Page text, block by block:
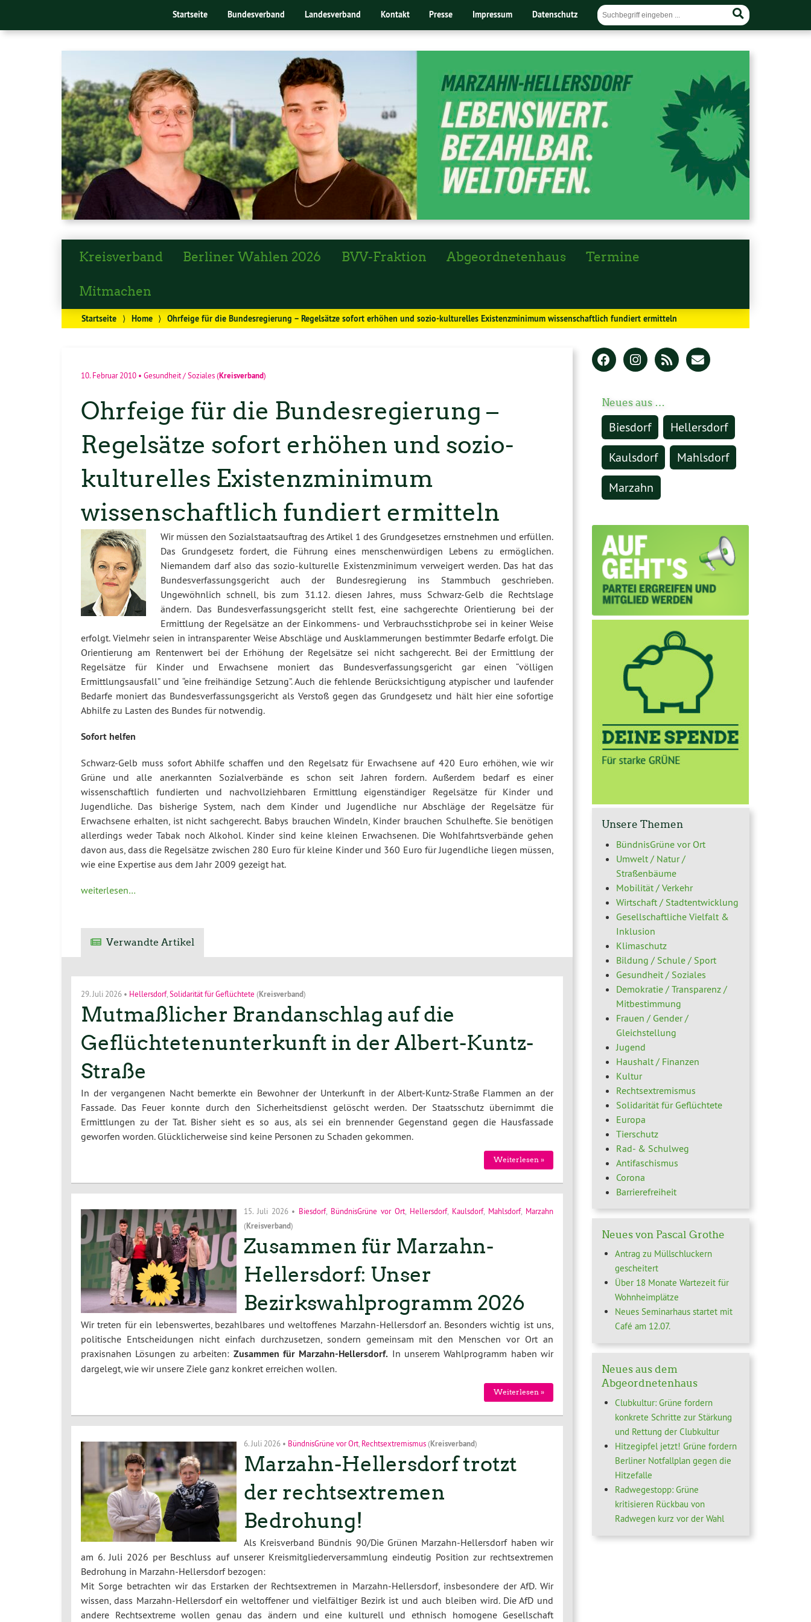
Startseite Bundesverband Landesverband Kontakt Presse Impressum Datenschutz
Kreisverband Berliner Wahlen 2026 BVV-Fraktion Abgeordnetenhaus Termine
Mitmachen
Startseite ⟩ Home ⟩ Ohrfeige für die Bundesregierung – Regelsätze sofort erhöhen und sozio-kulturelles Existenzminimum wissenschaftlich fundiert ermitteln
10. Februar 2010 • Gesundheit / Soziales(Kreisverband)
Ohrfeige für die Bundesregierung –
Regelsätze sofort erhöhen und sozio-
kulturelles Existenzminimum
wissenschaftlich fundiert ermitteln
Wir müssen den Sozialstaatsauftrag des Artikel 1 des Grundgesetzes ernstnehmen und erfüllen.
Das Grundgesetz fordert, die Führung eines menschenwürdigen Lebens zu ermöglichen.
Niemandem darf also das sozio-kulturelle Existenzminimum verweigert werden. Das hat das
Bundesverfassungsgericht auch der Bundesregierung ins Stammbuch geschrieben.
Ungewöhnlich schnell, bis zum 31.12. diesen Jahres, muss Schwarz-Gelb die Rechtslage
ändern. Das Bundesverfassungsgericht stellt fest, eine sachgerechte Orientierung bei der
Ermittlung der Regelsätze an der Einkommens- und Verbrauchsstichprobe sei in keiner Weise
erfolgt. Vielmehr seien in intransparenter Weise Abschläge und Ausklammerungen bestimmter Bedarfe erfolgt. Die
Orientierung am Rentenwert bei der Erhöhung der Regelsätze sei nicht sachgerecht. Bei der Ermittlung der
Regelsätze für Kinder und Erwachsene moniert das Bundesverfassungsgericht gar einen “völligen
Ermittlungsausfall” und “eine freihändige Setzung”. Auch die fehlende Berücksichtigung atypischer und laufender
Bedarfe moniert das Bundesverfassungsgericht als Verstoß gegen das Grundgesetz und hält hier eine sofortige
Abhilfe zu Lasten des Bundes für notwendig.
Sofort helfen
Schwarz-Gelb muss sofort Abhilfe schaffen und den Regelsatz für Erwachsene auf 420 Euro erhöhen, wie wir
Grüne und alle anerkannten Sozialverbände es schon seit Jahren fordern. Außerdem bedarf es einer
wissenschaftlich fundierten und nachvollziehbaren Ermittlung eigenständiger Regelsätze für Kinder und
Jugendliche. Das bisherige System, nach dem Kinder und Jugendliche nur Abschläge der Regelsätze für
Erwachsene erhalten, ist nicht sachgerecht. Babys brauchen Windeln, Kinder brauchen Schulhefte. Sie benötigen
allerdings weder Tabak noch Alkohol. Kinder sind keine kleinen Erwachsenen. Die Wohlfahrtsverbände gehen
davon aus, dass die Regelsätze zwischen 280 Euro für kleine Kinder und 360 Euro für Jugendliche liegen müssen,
wie eine Expertise aus dem Jahr 2009 gezeigt hat.
weiterlesen…
Verwandte Artikel
29. Juli 2026 • Hellersdorf, Solidarität für Geflüchtete (Kreisverband)
Mutmaßlicher Brandanschlag auf die
Geflüchtetenunterkunft in der Albert-Kuntz-
Straße
In der vergangenen Nacht bemerkte ein Bewohner der Unterkunft in der Albert-Kuntz-Straße Flammen an der
Fassade. Das Feuer konnte durch den Sicherheitsdienst gelöscht werden. Der Staatsschutz übernimmt die
Ermittlungen zu der Tat. Bisher sieht es so aus, als sei ein brennender Gegenstand gegen die Hausfassade
geworfen worden. Glücklicherweise sind keine Personen zu Schaden gekommen.
Weiterlesen »
15. Juli 2026• Biesdorf, BündnisGrüne vor Ort Hellersdorf, Kaulsdorf, Mahlsdorf, Marzahn
(Kreisverband)
Zusammen für Marzahn-
Hellersdorf: Unser
Bezirkswahlprogramm 2026
Wir treten für ein lebenswertes, bezahlbares und weltoffenes Marzahn-Hellersdorf an. Besonders wichtig ist uns,
politische Entscheidungen nicht einfach durchzusetzen, sondern gemeinsam mit den Menschen vor Ort an
praxisnahen Lösungen zu arbeiten: Zusammen für Marzahn-Hellersdorf. In unserem Wahlprogramm haben wir
dargelegt, wie wir unsere Ziele ganz konkret erreichen wollen.
Weiterlesen »
6. Juli 2026• BündnisGrüne vor Ort, Rechtsextremismus(Kreisverband)
Marzahn-Hellersdorf trotzt
der rechtsextremen
Bedrohung!
Als Kreisverband Bündnis 90/Die Grünen Marzahn-Hellersdorf haben wir
am 6. Juli 2026 per Beschluss auf unserer Kreismitgliederversammlung eindeutig Position zur rechtsextremen
Bedrohung in Marzahn-Hellersdorf bezogen:
Mit Sorge betrachten wir das Erstarken der Rechtsextremen in Marzahn-Hellersdorf, insbesondere der AfD. Wir
wissen, dass Marzahn-Hellersdorf ein weltoffener und vielfältiger Bezirk ist und auch bleiben wird. Die AfD und
andere Rechtsextreme wollen genau das ändern und eine kulturell und ethnisch homogene Gesellschaft
Neues aus …
Biesdorf
Hellersdorf
Kaulsdorf
Mahlsdorf
Marzahn
Unsere Themen
BündnisGrüne vor Ort
Umwelt / Natur /
Straßenbäume
Mobilität / Verkehr
Wirtschaft / Stadtentwicklung
Gesellschaftliche Vielfalt &
Inklusion
Klimaschutz
Bildung / Schule / Sport
Gesundheit / Soziales
Demokratie / Transparenz /
Mitbestimmung
Frauen / Gender /
Gleichstellung
Jugend
Haushalt / Finanzen
Kultur
Rechtsextremismus
Solidarität für Geflüchtete
Europa
Tierschutz
Rad- & Schulweg
Antifaschismus
Corona
Barrierefreiheit
Neues von Pascal Grothe
Antrag zu Müllschluckern
gescheitert
Über 18 Monate Wartezeit für
Wohnheimplätze
Neues Seminarhaus startet mit
Café am 12.07.
Neues aus dem
Abgeordnetenhaus
Clubkultur: Grüne fordern
konkrete Schritte zur Stärkung
und Rettung der Clubkultur
Hitzegipfel jetzt! Grüne fordern
Berliner Notfallplan gegen die
Hitzefalle
Radwegestopp: Grüne
kritisieren Rückbau von
Radwegen kurz vor der Wahl